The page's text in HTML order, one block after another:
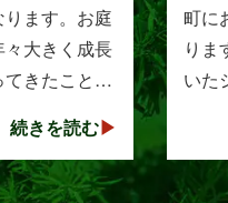
ます。お庭
大きく成長
きたことか
が、一度大
続きを読む
町に
りま
いた
的
庭